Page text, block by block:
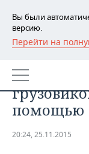
Вы были
версию.
Перейти на
РЕГИОНЫ
БАШКОРТОСТАН
ТАТАРСТАН
НОВОСТИ
АНАЛИТИКА
самолеты
помощью
20:24, 25.11.2015